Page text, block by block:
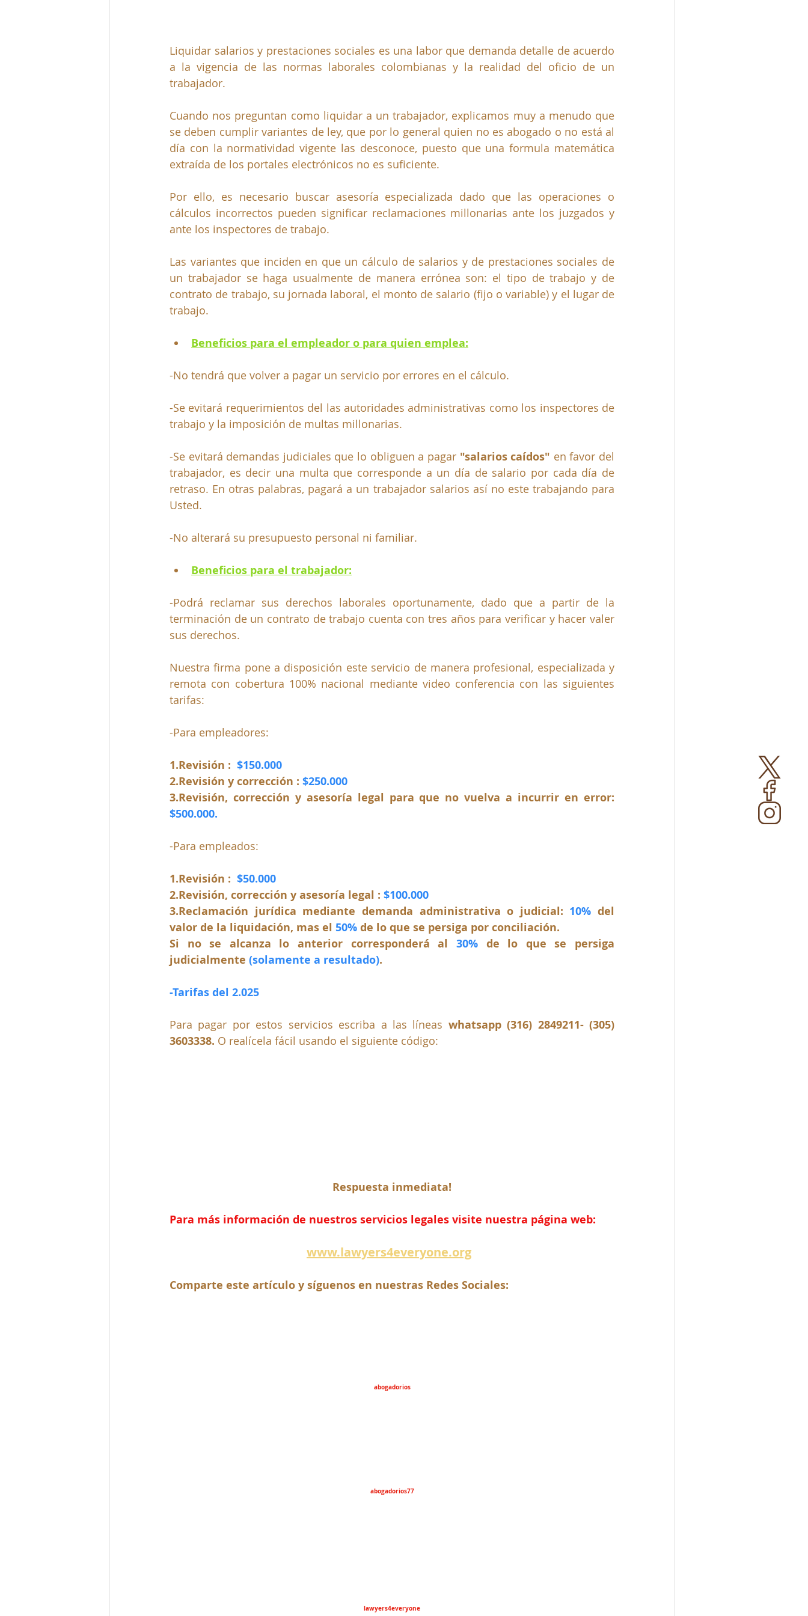
Liquidar salarios y prestaciones sociales es una labor que demanda detalle de acuerdo
a la vigencia de las normas laborales colombianas y la realidad del oficio de un
trabajador.
Cuando nos preguntan como liquidar a un trabajador, explicamos muy a menudo que
se deben cumplir variantes de ley, que por lo general quien no es abogado o no está al
día con la normatividad vigente las desconoce, puesto que una formula matemática
extraída de los portales electrónicos no es suficiente.
Por ello, es necesario buscar asesoría especializada dado que las operaciones o
cálculos incorrectos pueden significar reclamaciones millonarias ante los juzgados y
ante los inspectores de trabajo.
Las variantes que inciden en que un cálculo de salarios y de prestaciones sociales de
un trabajador se haga usualmente de manera errónea son: el tipo de trabajo y de
contrato de trabajo, su jornada laboral, el monto de salario (fijo o variable) y el lugar de
trabajo.
Beneficios para el empleador o para quien emplea:
-No tendrá que volver a pagar un servicio por errores en el cálculo.
-Se evitará requerimientos del las autoridades administrativas como los inspectores de
trabajo y la imposición de multas millonarias.
-Se evitará demandas judiciales que lo obliguen a pagar "salarios caídos" en favor del
trabajador, es decir una multa que corresponde a un día de salario por cada día de
retraso. En otras palabras, pagará a un trabajador salarios así no este trabajando para
Usted.
-No alterará su presupuesto personal ni familiar.
Beneficios para el trabajador:
-Podrá reclamar sus derechos laborales oportunamente, dado que a partir de la
terminación de un contrato de trabajo cuenta con tres años para verificar y hacer valer
sus derechos.
Nuestra firma pone a disposición este servicio de manera profesional, especializada y
remota con cobertura 100% nacional mediante video conferencia con las siguientes
tarifas:
-Para empleadores:
1.Revisión : $150.000
2.Revisión y corrección : $250.000
3.Revisión, corrección y asesoría legal para que no vuelva a incurrir en error:
$500.000.
-Para empleados:
1.Revisión : $50.000
2.Revisión, corrección y asesoría legal : $100.000
3.Reclamación jurídica mediante demanda administrativa o judicial: 10% del
valor de la liquidación, mas el 50% de lo que se persiga por conciliación.
Si no se alcanza lo anterior corresponderá al 30% de lo que se persiga
judicialmente (solamente a resultado).
-Tarifas del 2.025
Para pagar por estos servicios escriba a las líneas whatsapp (316) 2849211- (305)
3603338. O realícela fácil usando el siguiente código:
Respuesta inmediata!
Para más información de nuestros servicios legales visite nuestra página web:
www.lawyers4everyone.org
Comparte este artículo y síguenos en nuestras Redes Sociales:
abogadorios
abogadorios77
lawyers4everyone